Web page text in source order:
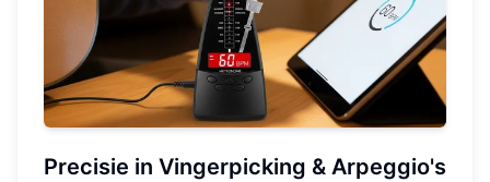
Precisie in Vingerpicking & Arpeggio's